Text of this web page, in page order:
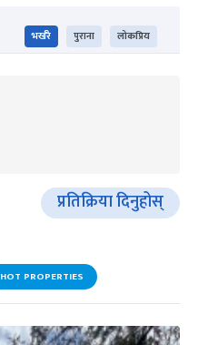
भर्खरै पुराना लोकप्रिय
प्रतिक्रिया दिनुहोस्
HOT PROPERTIES